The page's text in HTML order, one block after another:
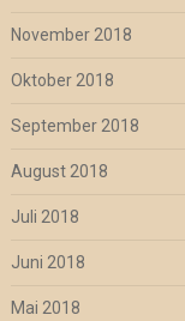
November 2018
Oktober 2018
September 2018
August 2018
Juli 2018
Juni 2018
Mai 2018